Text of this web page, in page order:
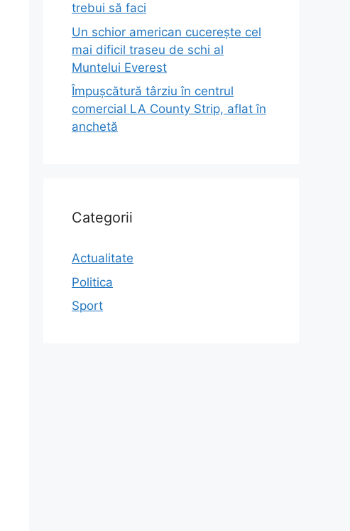
trebui să faci
Un schior american cucerește cel
mai dificil traseu de schi al
Muntelui Everest
Împușcătură târziu în centrul
comercial LA County Strip, aflat în
anchetă
Categorii
Actualitate
Politica
Sport